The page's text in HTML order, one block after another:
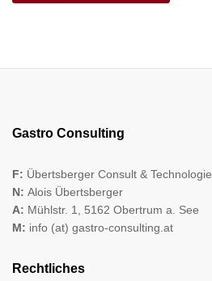
Gastro Consulting
F: Übertsberger Consult & Technologie
N: Alois Übertsberger
A: Mühlstr. 1, 5162 Obertrum a. See
M: info (at) gastro-consulting.at
Rechtliches